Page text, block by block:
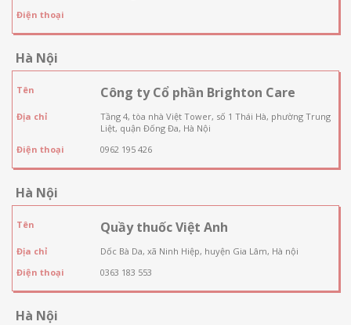
Điện thoại
Hà Nội
Tên Công ty Cổ phần Brighton Care
Địa chỉ
Tầng 4, tòa nhà Việt Tower, số 1 Thái Hà, phường Trung
Liệt, quận Đống Đa, Hà Nội
Điện thoại
0962 195 426
Hà Nội
Tên Quầy thuốc Việt Anh
Địa chỉ
Dốc Bà Da, xã Ninh Hiệp, huyện Gia Lâm, Hà nội
Điện thoại
0363 183 553
Hà Nội